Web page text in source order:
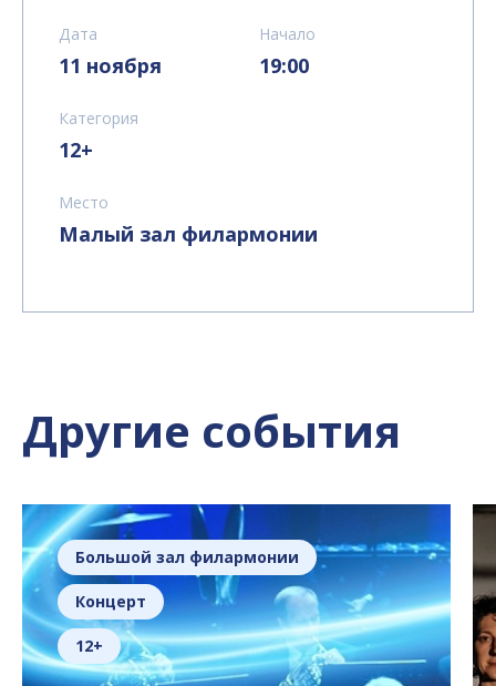
Дата
11 ноября
Начало
19:00
Категория
12+
Место
Малый зал филармонии
Другие события
Большой зал филармонии
Концерт
12+